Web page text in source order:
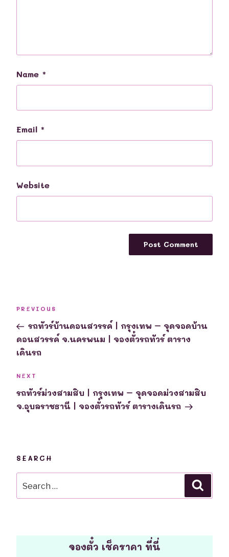
Name *
Email *
Website
Previous
Post
PREVIOUS
รถทัวร์บ้านดอนสวรรค์ | กรุงเทพ – จุดจอดบ้าน
ดอนสวรรค์ จ.นครพนม | จองตั๋วรถทัวร์ ตาราง
เดินรถ
Next
Post
NEXT
รถทัวร์ม่วงสามสิบ | กรุงเทพ – จุดจอดม่วงสามสิบ
จ.อุบลราชธานี | จองตั๋วรถทัวร์ ตารางเดินรถ
SEARCH
for:
จองตั๋ว เช็คราคา ที่นี่